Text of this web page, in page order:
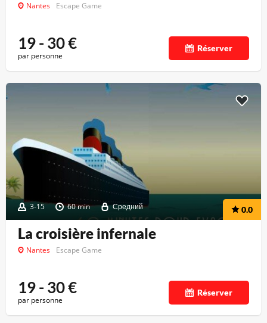
Nantes Escape Game
19 - 30€
par personne
Réserver
3-15 60 min Средний 0.0
La croisière infernale
Nantes Escape Game
19 - 30€
par personne
Réserver